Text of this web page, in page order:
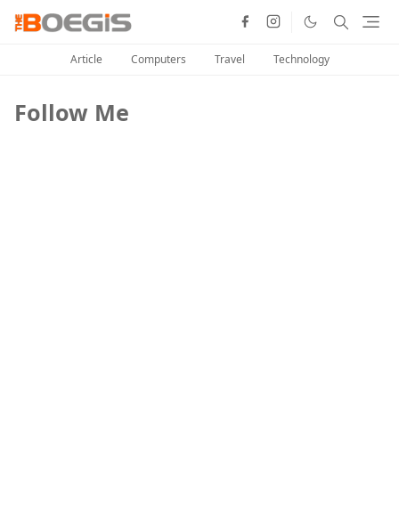
Article Computers Travel Technology
Follow Me